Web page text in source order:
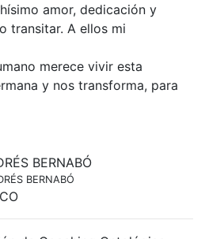
amor, dedicación y
transitar. A ellos mi
merece vivir esta
y nos transforma, para
BERNABÓ